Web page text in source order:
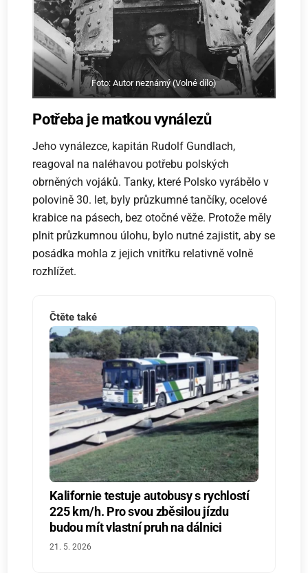
Foto: Autor neznámý (Volné dílo)
Potřeba je matkou vynálezů
Jeho vynálezce, kapitán Rudolf Gundlach,
reagoval na naléhavou potřebu polských
obrněných vojáků. Tanky, které Polsko vyrábělo v
polovině 30. let, byly průzkumné tančíky, ocelové
krabice na pásech, bez otočné věže. Protože měly
plnit průzkumnou úlohu, bylo nutné zajistit, aby se
posádka mohla z jejich vnitřku relativně volně
rozhlížet.
Čtěte také
Kalifornie testuje autobusy s rychlostí
225 km/h. Pro svou zběsilou jízdu
budou mít vlastní pruh na dálnici
21. 5. 2026